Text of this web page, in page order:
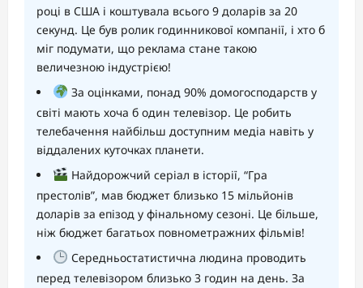
році в США і коштувала всього 9 доларів за 20
секунд. Це був ролик годинникової компанії, і хто б
міг подумати, що реклама стане такою
величезною індустрією!
За оцінками, понад 90% домогосподарств у
світі мають хоча б один телевізор. Це робить
телебачення найбільш доступним медіа навіть у
віддалених куточках планети.
Найдорожчий серіал в історії, “Гра
престолів”, мав бюджет близько 15 мільйонів
доларів за епізод у фінальному сезоні. Це більше,
ніж бюджет багатьох повнометражних фільмів!
Середньостатистична людина проводить
перед телевізором близько 3 годин на день. За